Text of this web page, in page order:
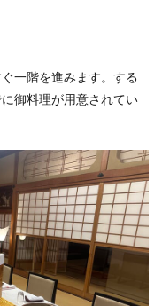
一階を進みます。する
御料理が用意されてい